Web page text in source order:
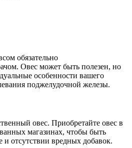
обязательно
Овес может быть полезен, но
особенности вашего
поджелудочной железы.
овес. Приобретайте овес в
магазинах, чтобы быть
и отсутствии вредных добавок.